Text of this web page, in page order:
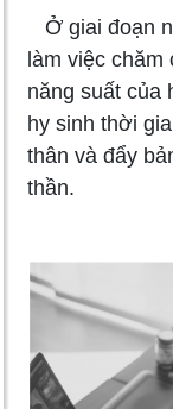
Ở giai đoạn
làm việc
năng suất của
hy sinh thời
thân và đẩy
thần.